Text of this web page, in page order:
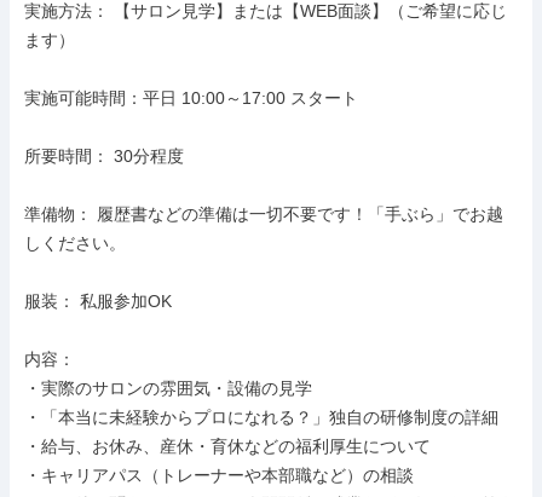
実施方法： 【サロン見学】または【WEB面談】（ご希望に応じ
ます）
実施可能時間：平日 10:00～17:00 スタート
所要時間： 30分程度
準備物： 履歴書などの準備は一切不要です！「手ぶら」でお越
しください。
服装： 私服参加OK
内容：
・実際のサロンの雰囲気・設備の見学
・「本当に未経験からプロになれる？」独自の研修制度の詳細
・給与、お休み、産休・育休などの福利厚生について
・キャリアパス（トレーナーや本部職など）の相談